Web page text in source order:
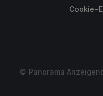
Cookie-
© Panorama